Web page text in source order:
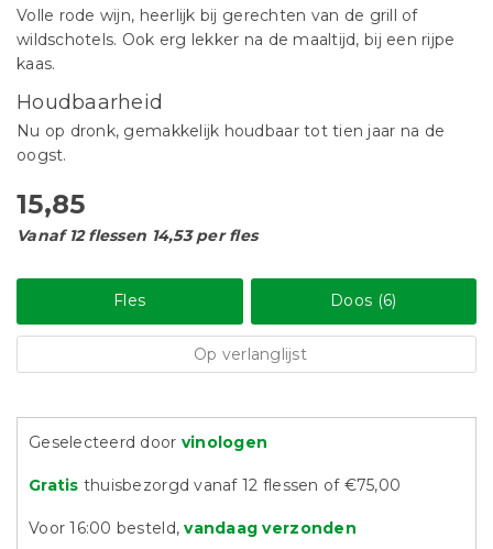
Volle rode wijn, heerlijk bij gerechten van de grill of
wildschotels. Ook erg lekker na de maaltijd, bij een rijpe
kaas.
Houdbaarheid
Nu op dronk, gemakkelijk houdbaar tot tien jaar na de
oogst.
15,85
Vanaf 12 flessen 14,53 per fles
Fles Doos (6)
Op verlanglijst
Geselecteerd door vinologen
Gratis thuisbezorgd vanaf 12 flessen of €75,00
Voor 16:00 besteld,vandaag verzonden